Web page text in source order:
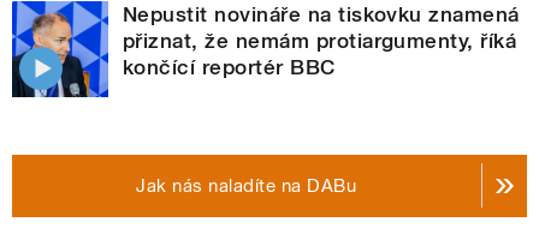
Nepustit novináře na tiskovku znamená
přiznat, že nemám protiargumenty, říká
končící reportér BBC
Jak nás naladíte na DABu